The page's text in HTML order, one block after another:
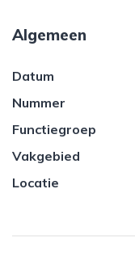
Algemeen
Datum
Nummer
Functiegroep
Vakgebied
Locatie